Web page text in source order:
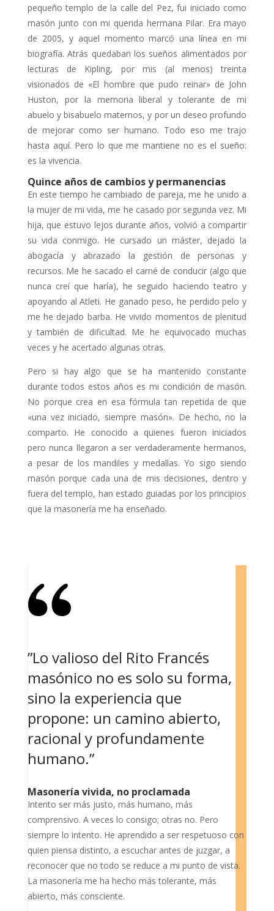
pequeño templo de la calle del Pez, fui iniciado como
masón junto con mi querida hermana Pilar. Era mayo
de 2005, y aquel momento marcó una línea en mi
biografía. Atrás quedaban los sueños alimentados por
lecturas de Kipling, por mis (al menos) treinta
visionados de «El hombre que pudo reinar» de John
Huston, por la memoria liberal y tolerante de mi
abuelo y bisabuelo maternos, y por un deseo profundo
de mejorar como ser humano. Todo eso me trajo
hasta aquí. Pero lo que me mantiene no es el sueño:
es la vivencia.
Quince años de cambios y permanencias
En este tiempo he cambiado de pareja, me he unido a
la mujer de mi vida, me he casado por segunda vez. Mi
hija, que estuvo lejos durante años, volvió a compartir
su vida conmigo. He cursado un máster, dejado la
abogacía y abrazado la gestión de personas y
recursos. Me he sacado el carné de conducir (algo que
nunca creí que haría), he seguido haciendo teatro y
apoyando al Atleti. He ganado peso, he perdido pelo y
me he dejado barba. He vivido momentos de plenitud
y también de dificultad. Me he equivocado muchas
veces y he acertado algunas otras.
Pero si hay algo que se ha mantenido constante
durante todos estos años es mi condición de masón.
No porque crea en esa fórmula tan repetida de que
«una vez iniciado, siempre masón». De hecho, no la
comparto. He conocido a quienes fueron iniciados
pero nunca llegaron a ser verdaderamente hermanos,
a pesar de los mandiles y medallas. Yo sigo siendo
masón porque cada una de mis decisiones, dentro y
fuera del templo, han estado guiadas por los principios
que la masonería me ha enseñado.
”Lo valioso del Rito Francés
masónico no es solo su forma,
sino la experiencia que
propone: un camino abierto,
racional y profundamente
humano.”
Masonería vivida, no proclamada
Intento ser más justo, más humano, más
comprensivo. A veces lo consigo; otras no. Pero
siempre lo intento. He aprendido a ser respetuoso con
quien piensa distinto, a escuchar antes de juzgar, a
reconocer que no todo se reduce a mi punto de vista.
La masonería me ha hecho más tolerante, más
abierto, más consciente.